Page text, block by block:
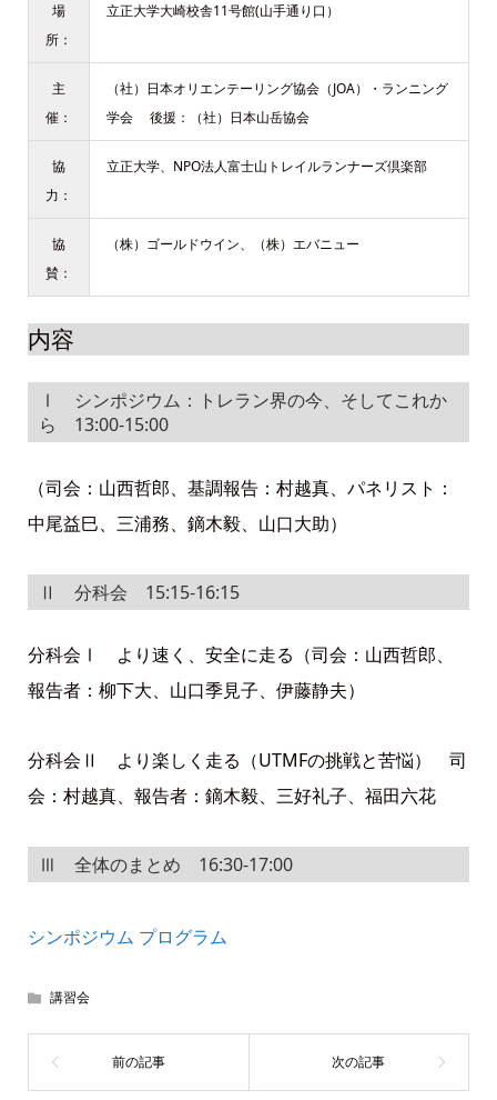
場
所：
立正大学大崎校舎11号館(山手通り口）
主
催：
（社）日本オリエンテーリング協会（JOA）・ランニング
学会 後援：（社）日本山岳協会
協
力：
立正大学、NPO法人富士山トレイルランナーズ倶楽部
協
賛：
（株）ゴールドウイン、（株）エバニュー
内容
Ⅰ シンポジウム：トレラン界の今、そしてこれか
ら 13:00-15:00
（司会：山西哲郎、基調報告：村越真、パネリスト：
中尾益巳、三浦務、鏑木毅、山口大助）
Ⅱ 分科会 15:15-16:15
分科会Ⅰ より速く、安全に走る（司会：山西哲郎、
報告者：柳下大、山口季見子、伊藤静夫）
分科会Ⅱ より楽しく走る（UTMFの挑戦と苦悩） 司
会：村越真、報告者：鏑木毅、三好礼子、福田六花
Ⅲ 全体のまとめ 16:30-17:00
シンポジウム プログラム
講習会